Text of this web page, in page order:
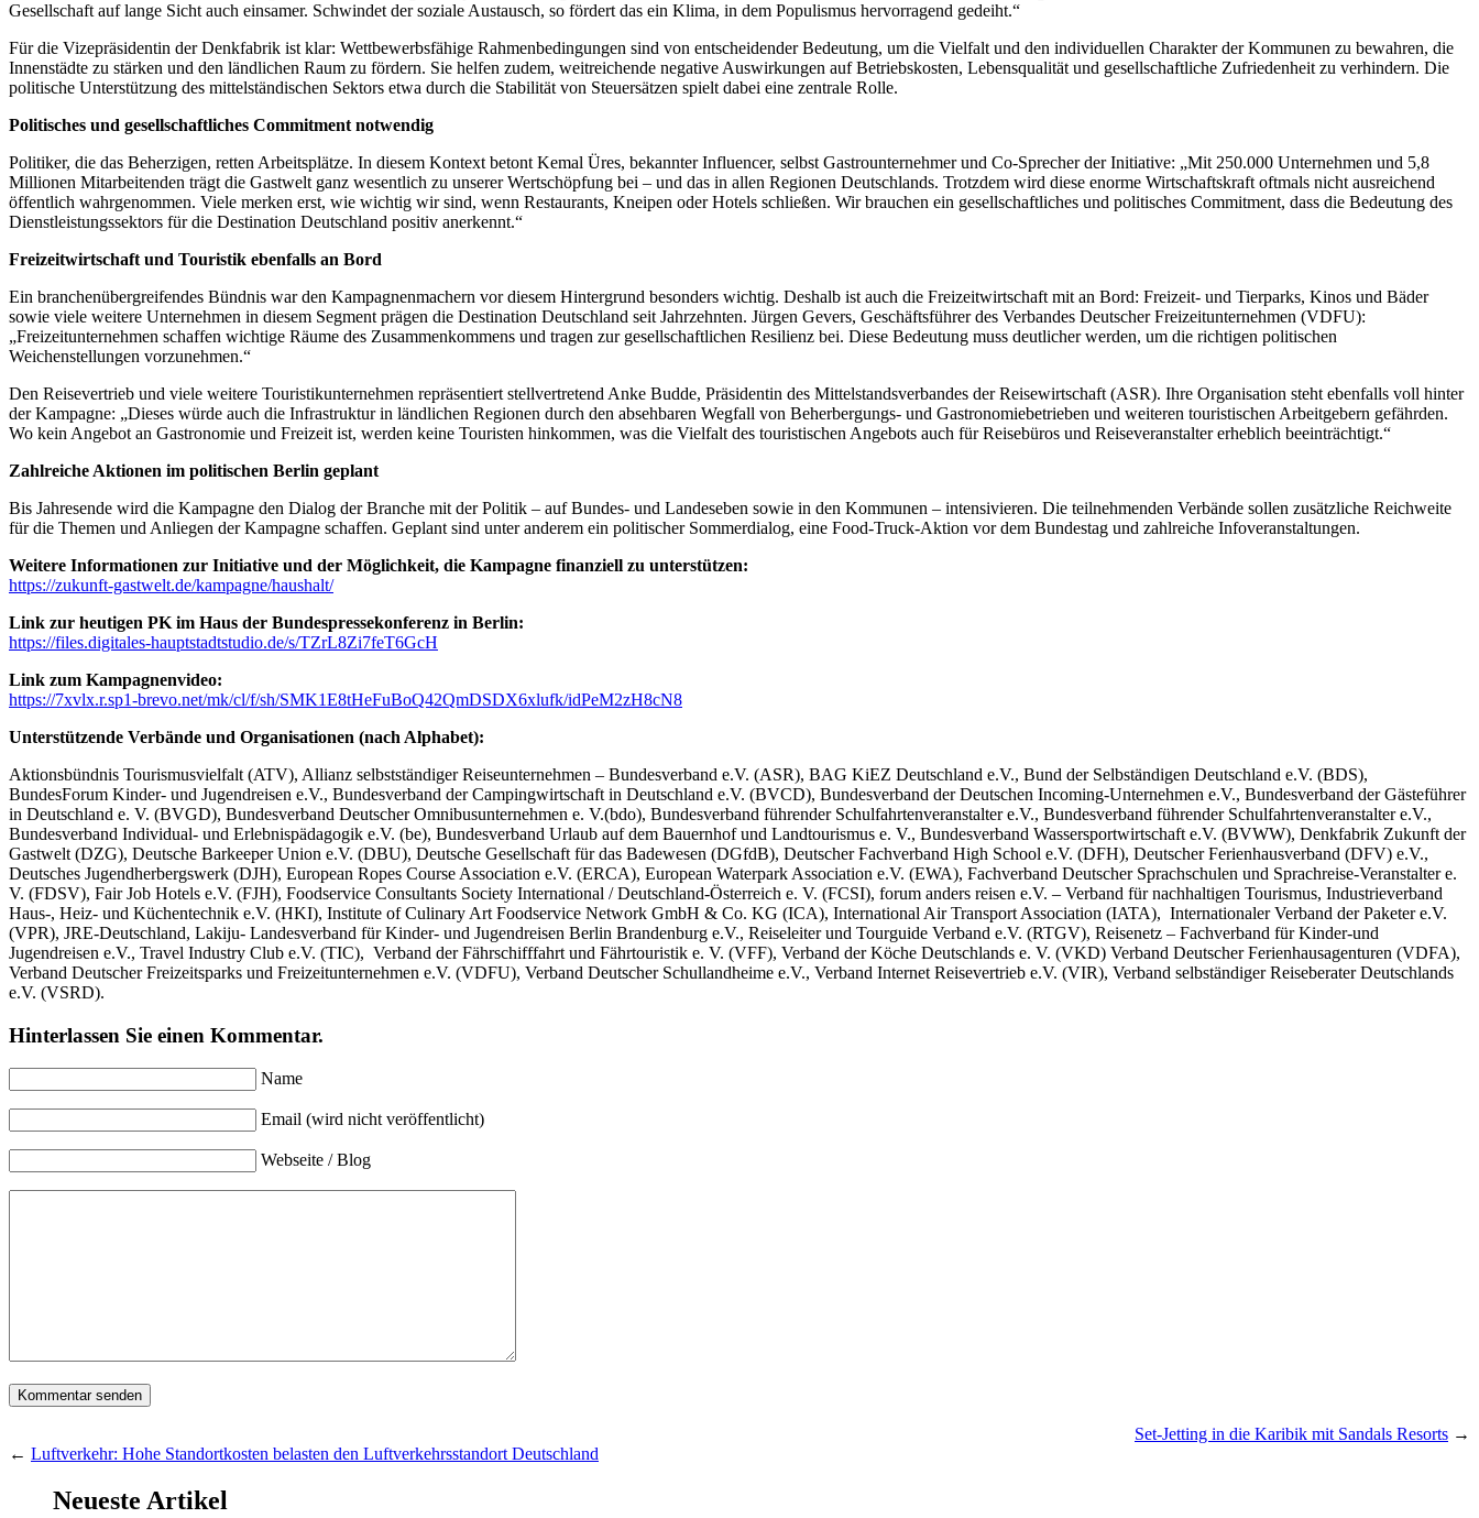
Gesellschaft auf lange Sicht auch einsamer. Schwindet der soziale Austausch, so fördert das ein Klima, in dem Populismus hervorragend gedeiht.“
Für die Vizepräsidentin der Denkfabrik ist klar: Wettbewerbsfähige Rahmenbedingungen sind von entscheidender Bedeutung, um die Vielfalt und den individuellen Charakter der Kommunen zu bewahren, die
Innenstädte zu stärken und den ländlichen Raum zu fördern. Sie helfen zudem, weitreichende negative Auswirkungen auf Betriebskosten, Lebensqualität und gesellschaftliche Zufriedenheit zu verhindern. Die
politische Unterstützung des mittelständischen Sektors etwa durch die Stabilität von Steuersätzen spielt dabei eine zentrale Rolle.
Politisches und gesellschaftliches Commitment notwendig
Politiker, die das Beherzigen, retten Arbeitsplätze. In diesem Kontext betont Kemal Üres, bekannter Influencer, selbst Gastrounternehmer und Co-Sprecher der Initiative: „Mit 250.000 Unternehmen und 5,8
Millionen Mitarbeitenden trägt die Gastwelt ganz wesentlich zu unserer Wertschöpfung bei – und das in allen Regionen Deutschlands. Trotzdem wird diese enorme Wirtschaftskraft oftmals nicht ausreichend
öffentlich wahrgenommen. Viele merken erst, wie wichtig wir sind, wenn Restaurants, Kneipen oder Hotels schließen. Wir brauchen ein gesellschaftliches und politisches Commitment, dass die Bedeutung des
Dienstleistungssektors für die Destination Deutschland positiv anerkennt.“
Freizeitwirtschaft und Touristik ebenfalls an Bord
Ein branchenübergreifendes Bündnis war den Kampagnenmachern vor diesem Hintergrund besonders wichtig. Deshalb ist auch die Freizeitwirtschaft mit an Bord: Freizeit- und Tierparks, Kinos und Bäder
sowie viele weitere Unternehmen in diesem Segment prägen die Destination Deutschland seit Jahrzehnten. Jürgen Gevers, Geschäftsführer des Verbandes Deutscher Freizeitunternehmen (VDFU):
„Freizeitunternehmen schaffen wichtige Räume des Zusammenkommens und tragen zur gesellschaftlichen Resilienz bei. Diese Bedeutung muss deutlicher werden, um die richtigen politischen
Weichenstellungen vorzunehmen.“
Den Reisevertrieb und viele weitere Touristikunternehmen repräsentiert stellvertretend Anke Budde, Präsidentin des Mittelstandsverbandes der Reisewirtschaft (ASR). Ihre Organisation steht ebenfalls voll hinter
der Kampagne: „Dieses würde auch die Infrastruktur in ländlichen Regionen durch den absehbaren Wegfall von Beherbergungs- und Gastronomiebetrieben und weiteren touristischen Arbeitgebern gefährden.
Wo kein Angebot an Gastronomie und Freizeit ist, werden keine Touristen hinkommen, was die Vielfalt des touristischen Angebots auch für Reisebüros und Reiseveranstalter erheblich beeinträchtigt.“
Zahlreiche Aktionen im politischen Berlin geplant
Bis Jahresende wird die Kampagne den Dialog der Branche mit der Politik – auf Bundes- und Landeseben sowie in den Kommunen – intensivieren. Die teilnehmenden Verbände sollen zusätzliche Reichweite
für die Themen und Anliegen der Kampagne schaffen. Geplant sind unter anderem ein politischer Sommerdialog, eine Food-Truck-Aktion vor dem Bundestag und zahlreiche Infoveranstaltungen.
Weitere Informationen zur Initiative und der Möglichkeit, die Kampagne finanziell zu unterstützen:
https://zukunft-gastwelt.de/kampagne/haushalt/
Link zur heutigen PK im Haus der Bundespressekonferenz in Berlin:
https://files.digitales-hauptstadtstudio.de/s/TZrL8Zi7feT6GcH
Link zum Kampagnenvideo:
https://7xvlx.r.sp1-brevo.net/mk/cl/f/sh/SMK1E8tHeFuBoQ42QmDSDX6xlufk/idPeM2zH8cN8
Unterstützende Verbände und Organisationen (nach Alphabet):
Aktionsbündnis Tourismusvielfalt (ATV), Allianz selbstständiger Reiseunternehmen – Bundesverband e.V. (ASR), BAG KiEZ Deutschland e.V., Bund der Selbständigen Deutschland e.V. (BDS),
BundesForum Kinder- und Jugendreisen e.V., Bundesverband der Campingwirtschaft in Deutschland e.V. (BVCD), Bundesverband der Deutschen Incoming-Unternehmen e.V., Bundesverband der Gästeführer
in Deutschland e. V. (BVGD), Bundesverband Deutscher Omnibusunternehmen e. V.(bdo), Bundesverband führender Schulfahrtenveranstalter e.V., Bundesverband führender Schulfahrtenveranstalter e.V.,
Bundesverband Individual- und Erlebnispädagogik e.V. (be), Bundesverband Urlaub auf dem Bauernhof und Landtourismus e. V., Bundesverband Wassersportwirtschaft e.V. (BVWW), Denkfabrik Zukunft der
Gastwelt (DZG), Deutsche Barkeeper Union e.V. (DBU), Deutsche Gesellschaft für das Badewesen (DGfdB), Deutscher Fachverband High School e.V. (DFH), Deutscher Ferienhausverband (DFV) e.V.,
Deutsches Jugendherbergswerk (DJH), European Ropes Course Association e.V. (ERCA), European Waterpark Association e.V. (EWA), Fachverband Deutscher Sprachschulen und Sprachreise-Veranstalter e.
V. (FDSV), Fair Job Hotels e.V. (FJH), Foodservice Consultants Society International / Deutschland-Österreich e. V. (FCSI), forum anders reisen e.V. – Verband für nachhaltigen Tourismus, Industrieverband
Haus-, Heiz- und Küchentechnik e.V. (HKI), Institute of Culinary Art Foodservice Network GmbH & Co. KG (ICA), International Air Transport Association (IATA), Internationaler Verband der Paketer e.V.
(VPR), JRE-Deutschland, Lakiju- Landesverband für Kinder- und Jugendreisen Berlin Brandenburg e.V., Reiseleiter und Tourguide Verband e.V. (RTGV), Reisenetz – Fachverband für Kinder-und
Jugendreisen e.V., Travel Industry Club e.V. (TIC), Verband der Fährschifffahrt und Fährtouristik e. V. (VFF), Verband der Köche Deutschlands e. V. (VKD) Verband Deutscher Ferienhausagenturen (VDFA),
Verband Deutscher Freizeitsparks und Freizeitunternehmen e.V. (VDFU), Verband Deutscher Schullandheime e.V., Verband Internet Reisevertrieb e.V. (VIR), Verband selbständiger Reiseberater Deutschlands
e.V. (VSRD).
Hinterlassen Sie einen Kommentar.
Name
Email (wird nicht veröffentlicht)
Webseite / Blog
Set-Jetting in die Karibik mit Sandals Resorts →
← Luftverkehr: Hohe Standortkosten belasten den Luftverkehrsstandort Deutschland
Neueste Artikel